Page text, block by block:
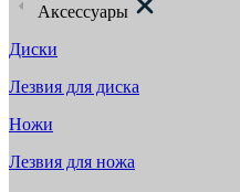
Аксессуары
Диски
Лезвия для диска
Ножи
Лезвия для ножа